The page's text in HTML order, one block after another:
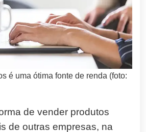
é uma ótima fonte de renda (foto:
de vender produtos
de outras empresas, na